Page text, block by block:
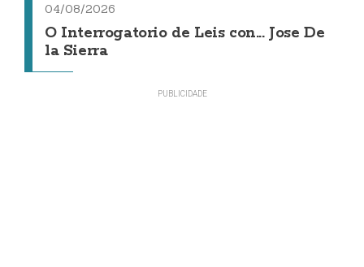
04/08/2026
O Interrogatorio de Leis con... Jose De
la Sierra